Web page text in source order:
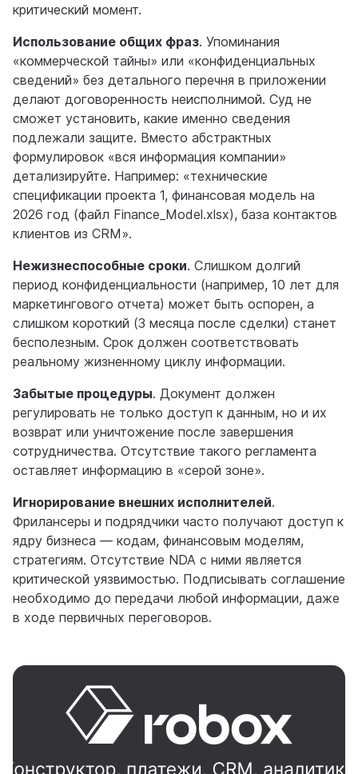
критический момент.
Использование общих фраз. Упоминания
«коммерческой тайны» или «конфиденциальных
сведений» без детального перечня в приложении
делают договоренность неисполнимой. Суд не
сможет установить, какие именно сведения
подлежали защите. Вместо абстрактных
формулировок «вся информация компании»
детализируйте. Например: «технические
спецификации проекта 1, финансовая модель на
2026 год (файл Finance_Model.xlsx), база контактов
клиентов из CRM».
Нежизнеспособные сроки. Слишком долгий
период конфиденциальности (например, 10 лет для
маркетингового отчета) может быть оспорен, а
слишком короткий (3 месяца после сделки) станет
бесполезным. Срок должен соответствовать
реальному жизненному циклу информации.
Забытые процедуры. Документ должен
регулировать не только доступ к данным, но и их
возврат или уничтожение после завершения
сотрудничества. Отсутствие такого регламента
оставляет информацию в «серой зоне».
Игнорирование внешних исполнителей.
Фрилансеры и подрядчики часто получают доступ к
ядру бизнеса — кодам, финансовым моделям,
стратегиям. Отсутствие NDA с ними является
критической уязвимостью. Подписывать соглашение
необходимо до передачи любой информации, даже
в ходе первичных переговоров.